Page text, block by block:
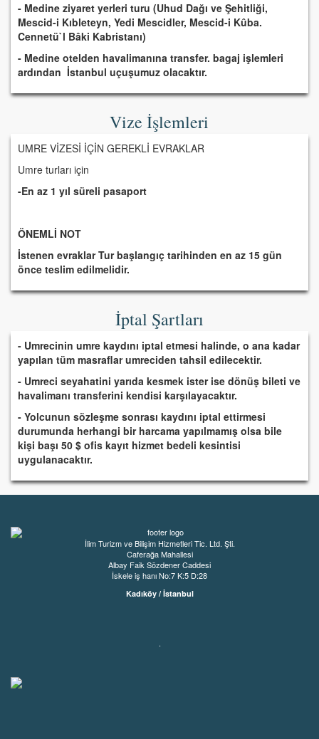
- Medine ziyaret yerleri turu (Uhud Dağı ve Şehitliği,
Mescid-i Kıbleteyn, Yedi Mescidler, Mescid-i Kûba.
Cennetü`l Bâki Kabristanı)
- Medine otelden havalimanına transfer. bagaj işlemleri
ardından İstanbul uçuşumuz olacaktır.
Vize İşlemleri
UMRE VİZESİ İÇİN GEREKLİ EVRAKLAR
Umre turları için
-En az 1 yıl süreli pasaport
ÖNEMLİ NOT
İstenen evraklar Tur başlangıç tarihinden en az 15 gün
önce teslim edilmelidir.
İptal Şartları
- Umrecinin umre kaydını iptal etmesi halinde, o ana kadar
yapılan tüm masraflar umreciden tahsil edilecektir.
- Umreci seyahatini yarıda kesmek ister ise dönüş bileti ve
havalimanı transferini kendisi karşılayacaktır.
- Yolcunun sözleşme sonrası kaydını iptal ettirmesi
durumunda herhangi bir harcama yapılmamış olsa bile
kişi başı 50 $ ofis kayıt hizmet bedeli kesintisi
uygulanacaktır.
İlim Turizm ve Bilişim Hizmetleri Tic. Ltd. Şti.
Caferağa Mahallesi
Albay Faik Sözdener Caddesi
İskele iş hanı No:7 K:5 D:28
Kadıköy / İstanbul
.